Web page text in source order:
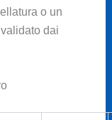
o un
dai